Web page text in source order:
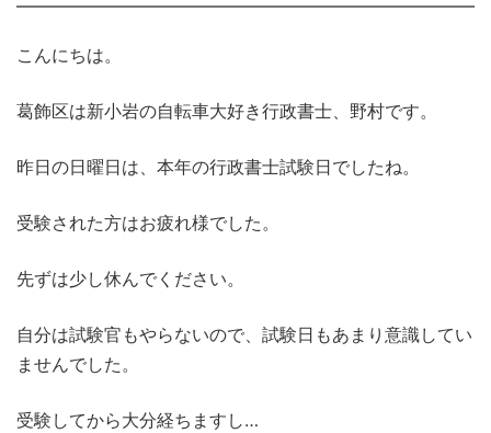
こんにちは。
葛飾区は新小岩の自転車大好き行政書士、野村です。
昨日の日曜日は、本年の行政書士試験日でしたね。
受験された方はお疲れ様でした。
先ずは少し休んでください。
自分は試験官もやらないので、試験日もあまり意識してい
ませんでした。
受験してから大分経ちますし…